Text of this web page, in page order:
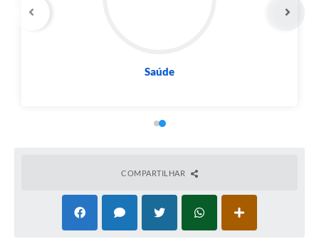
Saúde
COMPARTILHAR